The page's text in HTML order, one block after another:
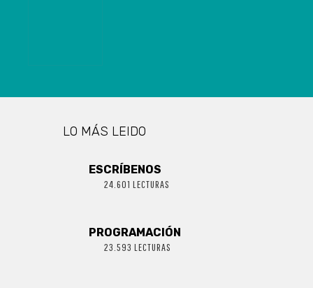
LO MÁS LEIDO
ESCRÍBENOS
24.601 LECTURAS
PROGRAMACIÓN
23.593 LECTURAS